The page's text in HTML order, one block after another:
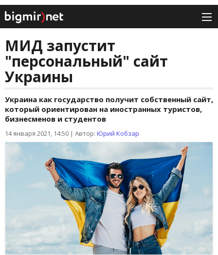
МИД запустит
"персональный" сайт
Украины
Украина как государство получит собственный сайт,
который ориентирован на иностранных туристов,
бизнесменов и студентов
14 января 2021, 14:50 | Автор: Юрий Кобзар